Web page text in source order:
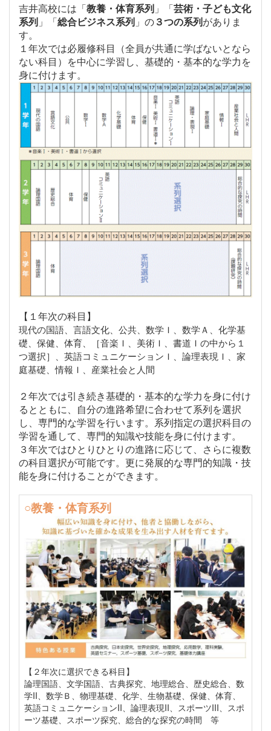
吉井高校には「教養・体育系列 」「芸術・子ども文化
系列 」「総合ビジネス系列 」の３つの系列がありま
す。
１年次では必履修科目（全員が共通に学ばないとなら
ない科目） を中心に学習し、基礎的・基本的な学力を
身に付けます。
【１年次の科目】
現代の国語、言語文化、公共、数学Ｉ、数学Ａ、化学基
礎、保健、体育、［音楽Ｉ、美術Ｉ、書道Ｉの中から１
つ選択］、英語コミュニケーションＩ、論理表現Ｉ、家
庭基礎、情報Ｉ、産業社会と人間
２年次では引き続き基礎的・基本的な学力を身に付け
るとともに、自分の進路希望に合わせて系列を選択
し、専門的な学習を行います。系列指定の選択科目の
学習を通して、専門的知識や技能を身に付けます。
３年次ではひとりひとりの進路に応じて、さらに複数
の科目選択が可能です。更に発展的な専門的知識・技
能を身に付けることができます。
○教養・体育系列
【２年次に選択できる科目】
論理国語、文学国語、古典探究、地理総合、歴史総合、数
学II、数学Ｂ、物理基礎、化学、生物基礎、保健、体育、
英語コミュニケーションII、論理表現II、スポーツIII、スポ
ーツ基礎、スポーツ探究、総合的な探究の時間 等